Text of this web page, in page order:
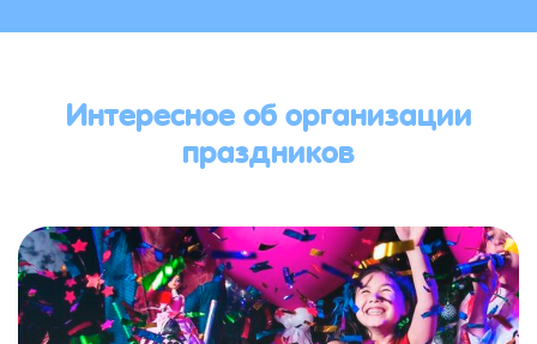
Интересное об организации
праздников